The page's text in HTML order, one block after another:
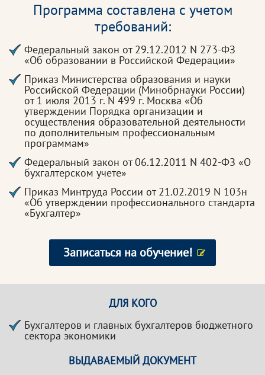
Программа составлена с учетом
требований:
Федеральный закон от 29.12.2012 N 273-ФЗ
«Об образовании в Российской Федерации»
Приказ Министерства образования и науки
Российской Федерации (Минобрнауки России)
от 1 июля 2013 г. N 499 г. Москва «Об
утверждении Порядка организации и
осуществления образовательной деятельности
по дополнительным профессиональным
программам»
Федеральный закон от 06.12.2011 N 402-ФЗ «О
бухгалтерском учете»
Приказ Минтруда России от 21.02.2019 N 103н
«Об утверждении профессионального стандарта
«Бухгалтер»
Записаться на обучение!
ДЛЯ КОГО
Бухгалтеров и главных бухгалтеров бюджетного
сектора экономики
ВЫДАВАЕМЫЙ ДОКУМЕНТ